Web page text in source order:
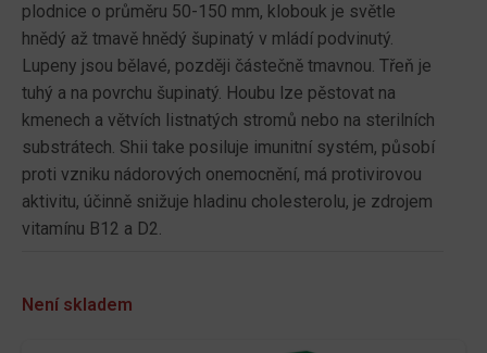
plodnice o průměru 50-150 mm, klobouk je světle
hnědý až tmavě hnědý šupinatý v mládí podvinutý.
Lupeny jsou bělavé, později částečně tmavnou. Třeň je
tuhý a na povrchu šupinatý. Houbu lze pěstovat na
kmenech a větvích listnatých stromů nebo na sterilních
substrátech. Shii take posiluje imunitní systém, působí
proti vzniku nádorových onemocnění, má protivirovou
aktivitu, účinně snižuje hladinu cholesterolu, je zdrojem
vitamínu B12 a D2.
Není skladem